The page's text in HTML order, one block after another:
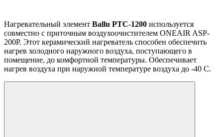
Нагревательный элемент Ballu PTC-1200 используется
совместно с приточным воздухоочистителем ONEAIR ASP-
200P. Этот керамический нагреватель способен обеспечить
нагрев холодного наружного воздуха, поступающего в
помещение, до комфортной температуры. Обеспечивает
нагрев воздуха при наружной температуре воздуха до -40 С.